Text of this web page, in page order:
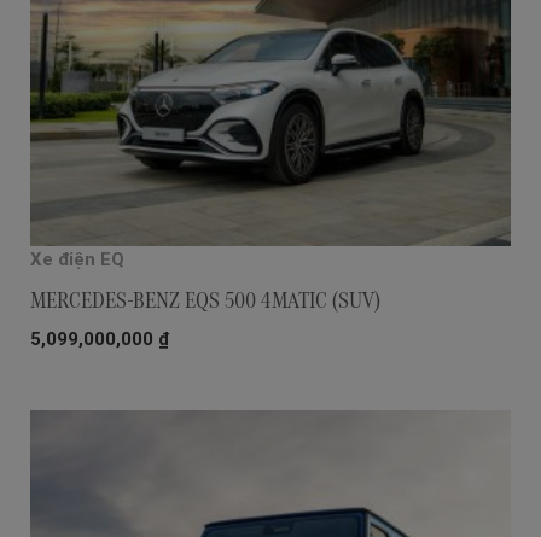
Xe điện EQ
MERCEDES-BENZ EQS 500 4MATIC (SUV)
5,099,000,000 ₫